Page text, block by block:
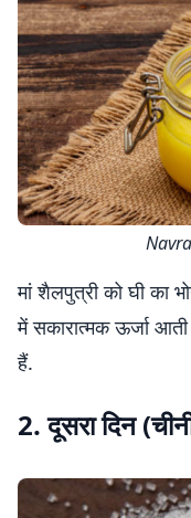
मां शैलपुत्री को घी का
में सकारात्मक ऊर्जा
हैं.
2. दूसरा दिन